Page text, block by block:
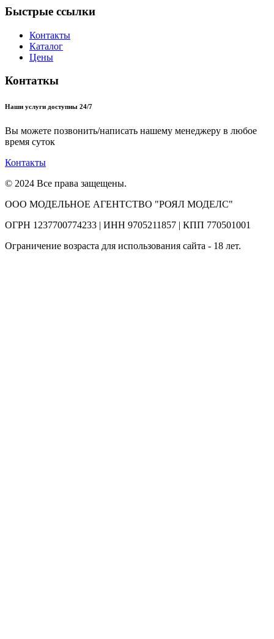
Быстрые ссылки
Контакты
Каталог
Цены
Контаткы
Наши услуги доступны 24/7
Вы можете позвонить/написать нашему менеджеру в любое
время суток
Контакты
© 2024 Все права защещены.
ООО МОДЕЛЬНОЕ АГЕНТСТВО "РОЯЛ МОДЕЛС"
ОГРН 1237700774233 | ИНН 9705211857 | КПП 770501001
Ограничение возраста для использования сайта - 18 лет.